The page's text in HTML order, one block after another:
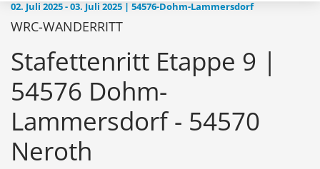
02. Juli 2025 - 03. Juli 2025 | 54576-Dohm-Lammersdorf
WRC-WANDERRITT
Stafettenritt Etappe 9 |
54576 Dohm-
Lammersdorf - 54570
Neroth